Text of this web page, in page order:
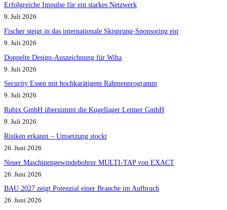
Erfolgreiche Impulse für ein starkes Netzwerk
9. Juli 2026
Fischer steigt in das internationale Skisprung-Sponsoring ein
9. Juli 2026
Doppelte Design-Auszeichnung für Wiha
9. Juli 2026
Security Essen mit hochkarätigem Rahmenprogramm
9. Juli 2026
Rubix GmbH übernimmt die Kugellager Leitner GmbH
9. Juli 2026
Risiken erkannt – Umsetzung stockt
26. Juni 2026
Neuer Maschinengewindebohrer MULTI-TAP von EXACT
26. Juni 2026
BAU 2027 zeigt Potenzial einer Branche im Aufbruch​
26. Juni 2026